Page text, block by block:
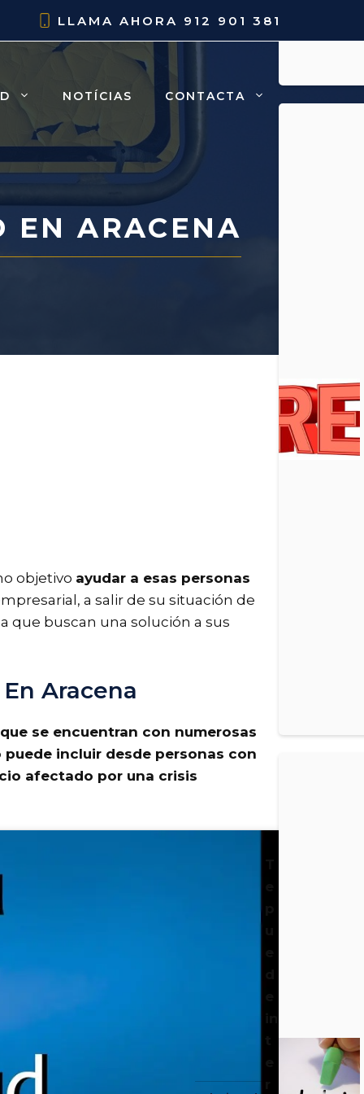
LLAMA AHORA 912 901 381
NOTÍCIAS CONTACTA
EN ARACENA
objetivo ayudar a esas personas
a salir de su situación de
que buscan una solución a sus
Aracena
se encuentran con numerosas
puede incluir desde personas con
afectado por una crisis